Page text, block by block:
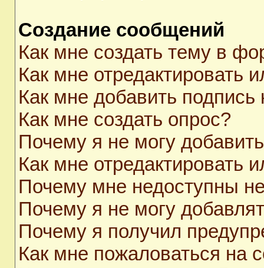
Создание сообщений
Как мне создать тему в
Как мне отредактировать
Как мне добавить
Как мне создать опрос?
Почему я не могу
Как мне отредактировать
Почему мне недоступны
Почему я не могу
Почему я получил
Как мне пожаловаться на